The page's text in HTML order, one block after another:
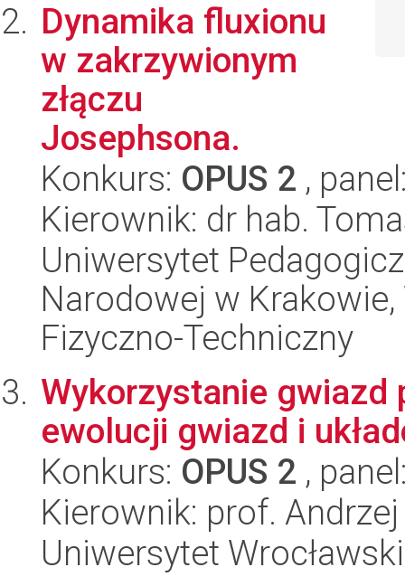
Dynamika fluxionu
w zakrzywionym
złączu
Josephsona.
Konkurs: OPUS 2 ,
Kierownik: dr hab.
Uniwersytet
Narodowej w
Fizyczno-Techniczny
Wykorzystanie gwiazd
ewolucji gwiazd i
Konkurs: OPUS 2 ,
Kierownik: prof.
Uniwersytet